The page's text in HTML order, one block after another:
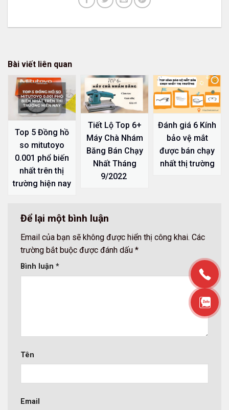
Bài viết liên quan
Top 5 Đồng hồ
so mitutoyo
0.001 phổ biến
nhất trên thị
trường hiện nay
Tiết Lộ Top 6+
Máy Chà Nhám
Băng Bán Chạy
Nhất Tháng
9/2022
Đánh giá 6 Kính
bảo vệ mắt
được bán chạy
nhất thị trường
Để lại một bình luận
Email của bạn sẽ không được hiển thị công khai. Các
trường bắt buộc được đánh dấu *
Bình luận *
Tên
Email